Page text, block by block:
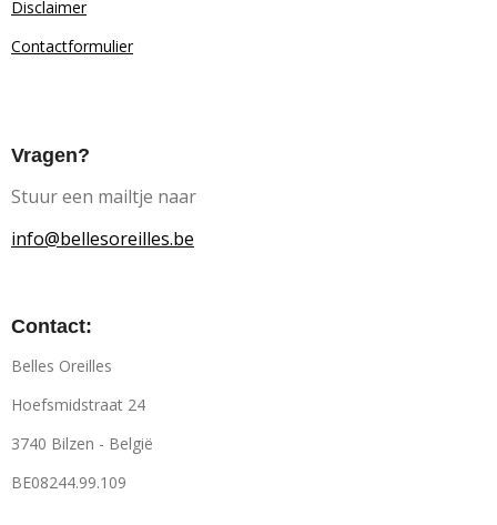
Disclaimer
Contactformulier
Vragen?
Stuur een mailtje naar
info@bellesoreilles.be
Contact:
Belles Oreilles
Hoefsmidstraat 24
3740 Bilzen - België
BE08244.99.109